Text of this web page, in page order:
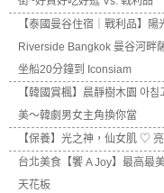
【泰國曼谷住宿｜戰利品】
Riverside Bangkok 曼谷河畔
坐船20分鐘到 Iconsiam
【韓國賞楓】晨靜樹木園 아
美～韓劇男女主角換你當
【保養】光之神，仙女肌 ♡
台北美食【饗 A Joy】最高最
天花板